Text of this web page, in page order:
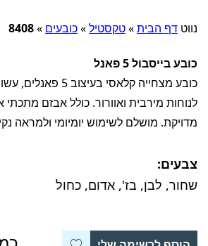
נווט דף הבית»טקסטיל»כובעים »
8408
כובע בייסבול 5 פאנל
לנוחות מירבית ואוורור. כולל אבזם
מדויקת. מושלם לשימוש יומיומי ולמראה
צבעים:
שחור, לבן, בז', אדום, כחול